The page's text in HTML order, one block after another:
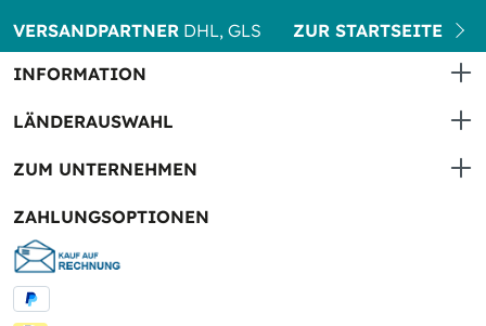
VERSANDPARTNER DHL, GLS
ZUR STARTSEITE
INFORMATION
LÄNDERAUSWAHL
ZUM UNTERNEHMEN
ZAHLUNGSOPTIONEN